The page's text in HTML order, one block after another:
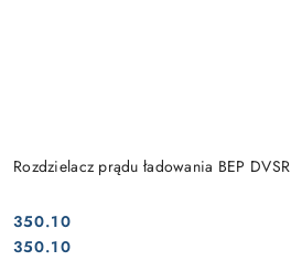
Rozdzielacz prądu ładowania BEP DVSR
Cena:
350.10
Cena:
350.10